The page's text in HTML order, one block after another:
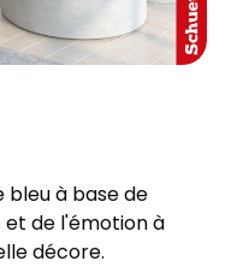
à base de
de l'émotion à
décore.